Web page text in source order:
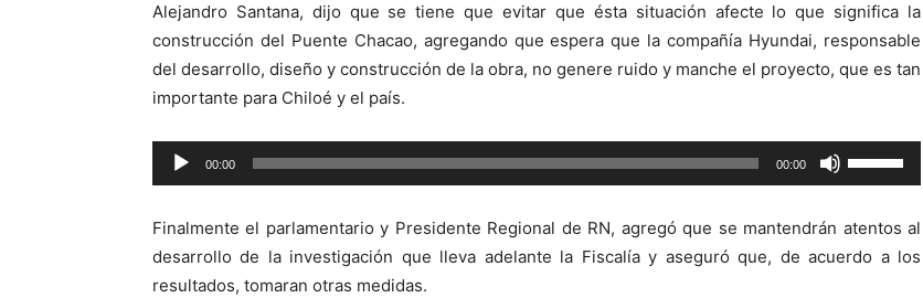
de
flecha
arriba/abajo
aumentar
o
el
volumen.
Alejandro Santana, dijo que se tiene que evitar que ésta situación afecte lo que significa la
construcción del Puente Chacao, agregando que espera que la compañía Hyundai, responsable
del desarrollo, diseño y construcción de la obra, no genere ruido y manche el proyecto, que es tan
importante para Chiloé y el país.
Reproductor
de
00:00 00:00
las
de
flecha
Finalmente el parlamentario y Presidente Regional de RN, agregó que se mantendrán atentos al
desarrollo de la investigación que lleva adelante la Fiscalía y aseguró que, de acuerdo a los
resultados, tomaran otras medidas.